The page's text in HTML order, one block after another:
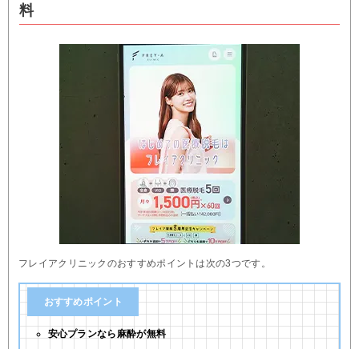
料
フレイアクリニックのおすすめポイントは次の3つです。
おすすめポイント
安心プランなら麻酔が無料